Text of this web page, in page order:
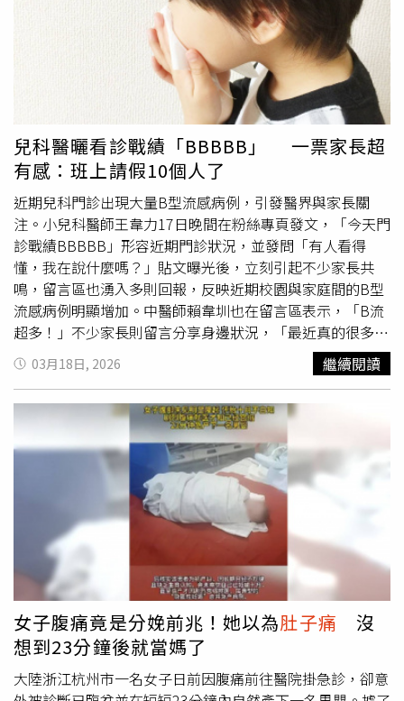
業，進行環境清消，且須確認衛生環境改善，通過複查後始
得恢復供餐，後續並依規定將相關事證移請屏東地檢署偵
辦。截至目前累計通報44人就醫，無人住院，也未再接獲醫
療院所新增通報，後續將持續監測師生健康狀況，並釐清詳
細原因。屏東縣衛生局派員到萬丹國小廚房進行檢體採樣。
（圖／屏東縣政府）萬丹國小19日晚間也在臉書粉專發文公
告，18日有安親班傳出學生腸胃不適的狀況，19日上午統
計供餐999人，其中共9個班級44位師生出現腸胃不適症
狀，19日上午衛生所及衛生局已經來採取檢體，各班已完成
消毒，要求學生用餐前務必用肥皂洗手，或食物不可以共食
或分享，目前學校與衛生局及衛生所積極處理中。
兒科醫曬看診戰績「BBBBB」 一票家長超
有感：班上請假10個人了
近期兒科門診出現大量B型流感病例，引發醫界與家長關
注。小兒科醫師王韋力17日晚間在粉絲專頁發文，「今天門
診戰績BBBBB」形容近期門診狀況，並發問「有人看得
懂，我在說什麼嗎？」貼文曝光後，立刻引起不少家長共
鳴，留言區也湧入多則回報，反映近期校園與家庭間的B型
流感病例明顯增加。中醫師賴韋圳也在留言區表示，「B流
超多！」不少家長則留言分享身邊狀況，「最近真的很多
B」、「兒子班上已經請假十個了！都是BBBBB」、「今天
兒子的班級也是通報了B和A」、「孩子月初也才剛B結束，
燒很大還會伴隨嘔吐……」、「我兒下課回家，也說班上有
人B流……瑟瑟發抖」。對於這波疫情變化，耳鼻喉科醫師
李典憲也在粉專發文表示，這兩天B型流感個案真的很多。
他提到，近年較少見到B型流感病例多於A型流感的情況，
但這一波門診觀察確實出現相似現象，甚至有家長反映，孩
子班上同時請假的人數已多達10多人，顯示感染情形相當明
顯。李典憲並指出，從近期門診觀察來看，感染B型流感的
小朋友，常見症狀以發燒、肌肉痠痛、全身倦怠無力、肚子
痛
、噁心、反胃為主，至於喉嚨痛、咳嗽等上呼吸道症狀，
反而相對次要。相關症狀表現也讓部分家長在初期不易立即
聯想到流感，進一步提高照護上的警覺需求。此外，疾管署
長羅一鈞先前也曾說明，B型流感症狀通常較A型流感輕微
一些，重症機率相對較低，但感染後除了高燒與倦怠之外，
也可能合併小腿痠痛及全身肌肉痠痛等情況。他也提醒，即
03月18日, 2026 繼續閱讀
女子腹痛竟是分娩前兆！她以為肚子痛 沒
想到23分鐘後就當媽了
大陸浙江杭州市一名女子日前因腹痛前往醫院掛急診，卻意